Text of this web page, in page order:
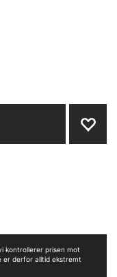
kontrollerer prisen mot
er derfor alltid ekstremt